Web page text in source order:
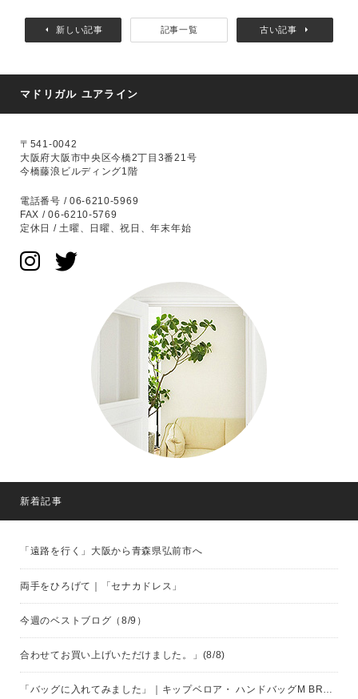
新しい記事 記事一覧 古い記事
マドリガル ユアライン
〒541-0042
大阪府大阪市中央区今橋2丁目3番21号
今橋藤浪ビルディング1階
電話番号 / 06-6210-5969
FAX / 06-6210-5769
定休日 / 土曜、日曜、祝日、年末年始
新着記事
「遠路を行く」大阪から青森県弘前市へ
両手をひろげて｜「セナカドレス」
今週のベストブログ（8/9）
合わせてお買い上げいただけました。」(8/8)
「バッグに入れてみました」｜キップベロア・ ハンドバッグM BROWN（eb.a.gos）